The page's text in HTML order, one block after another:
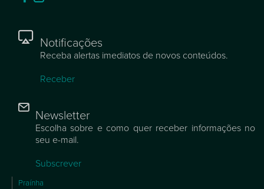
Notificações
Receba alertas imediatos de novos conteúdos.
Receber
Newsletter
Escolha sobre e como quer receber informações no
seu e-mail.
Subscrever
Praínha